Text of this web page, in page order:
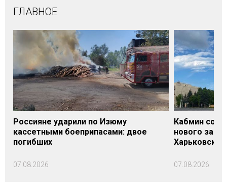
ГЛАВНОЕ
Россияне ударили по Изюму
кассетными боеприпасами: двое
погибших
07.08.2026
Кабмин
нового
07.08.2026